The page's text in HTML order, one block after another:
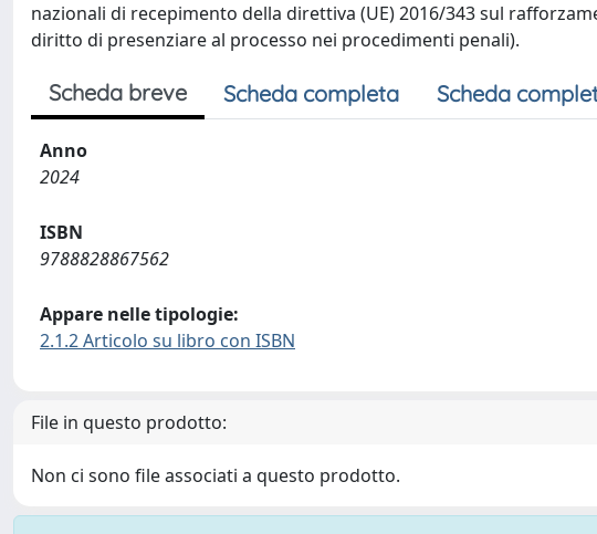
nazionali di recepimento della direttiva (UE) 2016/343 sul
diritto di presenziare al processo nei procedimenti penali).
Scheda breve Scheda completa Scheda
Anno
2024
ISBN
9788828867562
Appare nelle tipologie:
2.1.2 Articolo su libro con ISBN
File in questo prodotto:
Non ci sono file associati a questo prodotto.